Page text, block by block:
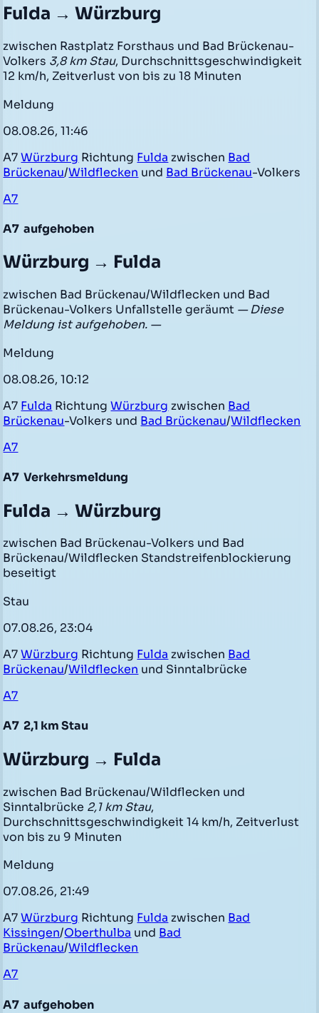
Fulda → Würzburg
zwischen Rastplatz Forsthaus und Bad Brückenau-
Volkers 3,8 km Stau, Durchschnittsgeschwindigkeit
12 km/h, Zeitverlust von bis zu 18 Minuten
Meldung
08.08.26, 11:46
A7Würzburg Richtung Fulda zwischen Bad
Brückenau/Wildflecken und Bad Brückenau-Volkers
A7
A7 aufgehoben
Würzburg → Fulda
zwischen Bad Brückenau/Wildflecken und Bad
Brückenau-Volkers Unfallstelle geräumt — Diese
Meldung ist aufgehoben. —
Meldung
08.08.26, 10:12
A7 Fulda RichtungWürzburg zwischen Bad
Brückenau-Volkers und Bad Brückenau/Wildflecken
A7
A7 Verkehrsmeldung
Fulda → Würzburg
zwischen Bad Brückenau-Volkers und Bad
Brückenau/Wildflecken Standstreifenblockierung
beseitigt
Stau
07.08.26, 23:04
A7Würzburg Richtung Fulda zwischen Bad
Brückenau/Wildflecken und Sinntalbrücke
A7
A7 2,1 km Stau
Würzburg → Fulda
zwischen Bad Brückenau/Wildflecken und
Sinntalbrücke 2,1 km Stau,
Durchschnittsgeschwindigkeit 14 km/h, Zeitverlust
von bis zu 9 Minuten
Meldung
07.08.26, 21:49
A7Würzburg Richtung Fulda zwischen Bad
Kissingen/Oberthulba und Bad
Brückenau/Wildflecken
A7
A7 aufgehoben